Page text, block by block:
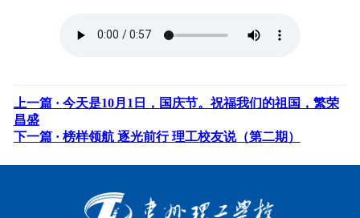
上一篇 · 今天是10月1日，国庆节。祝福我们的祖国，繁荣
昌盛
下一篇 · 榜样领航 逐光前行 理工校友说（第二期）